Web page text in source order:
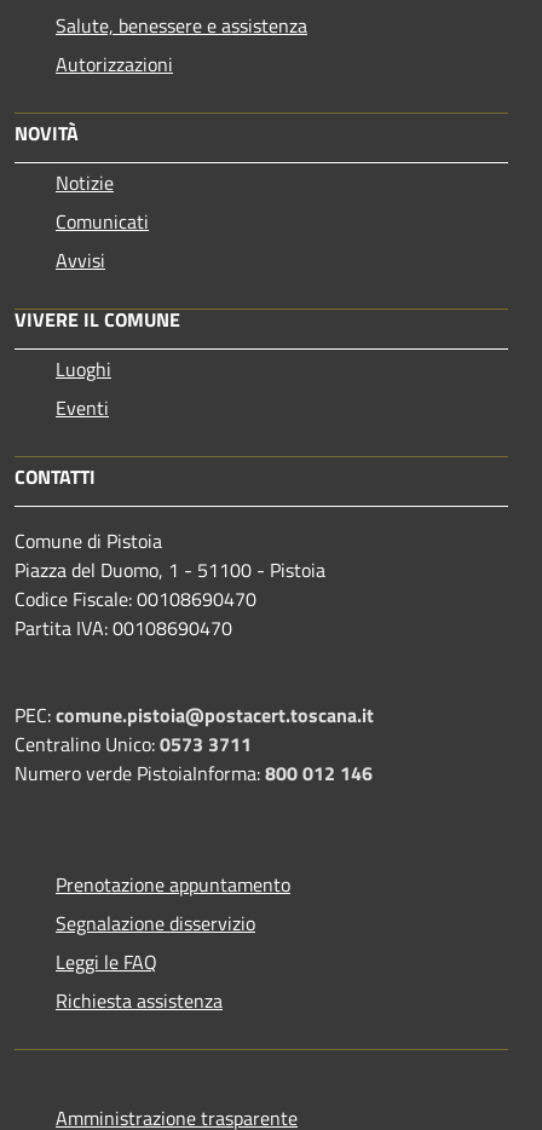
Salute, benessere e assistenza
Autorizzazioni
NOVITÀ
Notizie
Comunicati
Avvisi
VIVERE IL COMUNE
Luoghi
Eventi
CONTATTI
Comune di Pistoia
Piazza del Duomo, 1 - 51100 - Pistoia
Codice Fiscale: 00108690470
Partita IVA: 00108690470
PEC:comune.pistoia@postacert.toscana.it
Centralino Unico:0573 3711
Numero verde PistoiaInforma:800 012 146
Prenotazione appuntamento
Segnalazione disservizio
Leggi le FAQ
Richiesta assistenza
Amministrazione trasparente